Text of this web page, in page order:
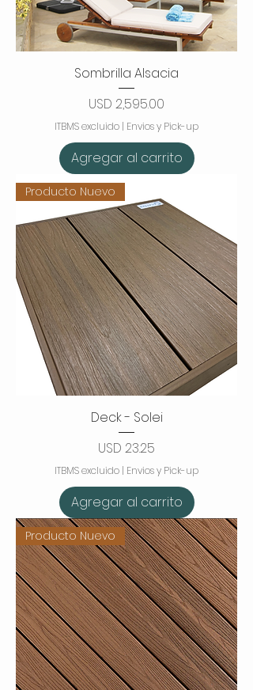
Sombrilla Alsacia
Precio
USD 2,595.00
ITBMS excluido | Envios y Pick-up
Agregar al carrito
Producto Nuevo
Deck - Solei
Precio
USD 23.25
ITBMS excluido | Envios y Pick-up
Agregar al carrito
Producto Nuevo